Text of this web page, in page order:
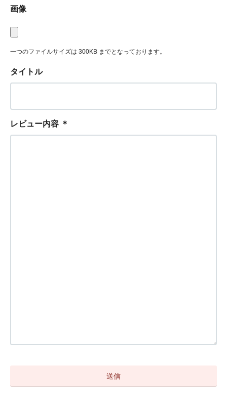
画像
一つのファイルサイズは 300KB までとなっております。
タイトル
レビュー内容 ＊